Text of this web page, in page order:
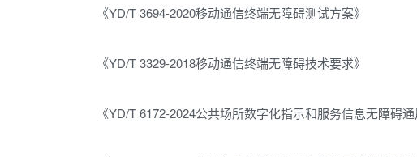
《YD/T 3694-2020移动通信终端无障碍测试方案》
《YD/T 3329-2018移动通信终端无障碍技术要求》
《YD/T 6172-2024公共场所数字化指示和服务信息无障碍通